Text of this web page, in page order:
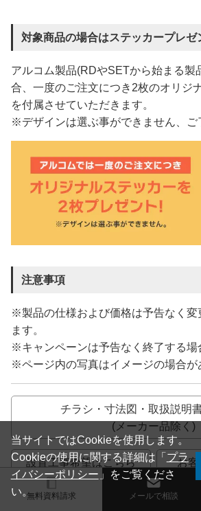
対象商品の場合はステッカープレゼ
アルコム製品(RDやSETから始まる製
合、一度のご注文につき2枚のオリジ
を付属させていただきます。
※デザインは選ぶ事ができません、ご
注意事項
※製品の仕様および価格は予告なく変
ます。
※キャンペーンは予告なく終了する場
※ページ内の写真はイメージの場合が
チラシ・寸法図・取扱説明
(メーカー品除く)
設置工事希望はこちら お客
無料資料請求 メールで相談
当サイトではCookieを使用します。
Cookieの使用に関する詳細は「 プラ
イバシーポリシー 」をご覧くださ
い。